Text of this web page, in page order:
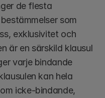
de flesta
som
exklusivitet och
är en särskild klausul
varje bindande
kan hela
icke-bindande,